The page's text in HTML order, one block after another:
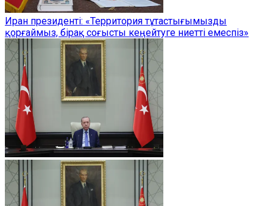
Иран президенті: «Территория тұтастығымызды
қорғаймыз, бірақ соғысты кеңейтуге ниетті емеспіз»